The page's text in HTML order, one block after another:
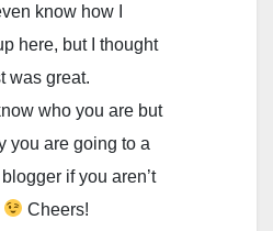
know how I
here, but I thought
was great.
who you are but
you are going to a
if you aren’t
Cheers!